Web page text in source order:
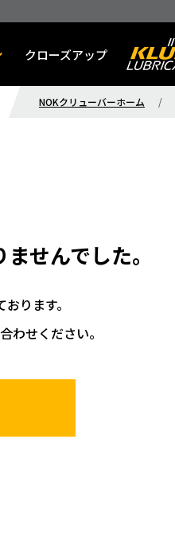
クローズアップ
NOKクリューバーホーム /
せんでした。
ります。
わせください。